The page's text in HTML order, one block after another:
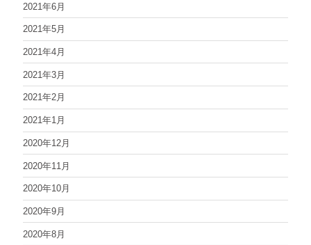
2021年6月
2021年5月
2021年4月
2021年3月
2021年2月
2021年1月
2020年12月
2020年11月
2020年10月
2020年9月
2020年8月